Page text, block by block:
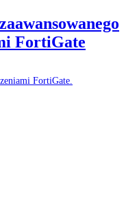
FortiGate
FortiGate.